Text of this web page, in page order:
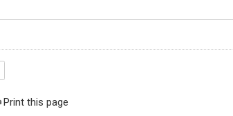
Print this page